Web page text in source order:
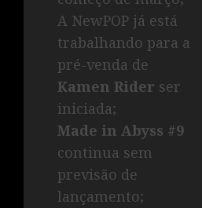
A NewPOP já está
trabalhando para a
pré-venda de
Kamen Rider ser
iniciada;
Made in Abyss #9
continua sem
previsão de
lançamento;